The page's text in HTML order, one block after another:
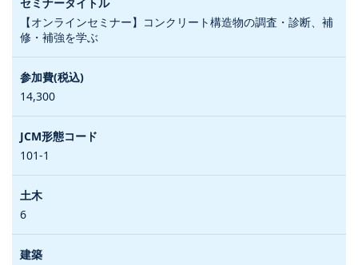
【オンラインセミナー】コンクリート構造物の調査・診断、補
修・補強を学ぶ
14,300
101-1
6